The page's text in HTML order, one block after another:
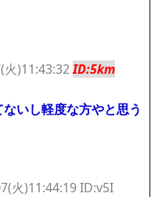
火)11:43:32ID:5km
いし軽度な方やと思う
火)11:44:19 ID:v5I